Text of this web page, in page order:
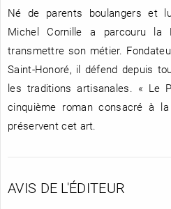
Né de parents boulangers et
Michel Cornille a parcouru la
transmettre son métier.
Saint-Honoré, il défend depuis
les traditions artisanales. « Le
cinquième roman consacré à
préservent cet art.
AVIS DE L'ÉDITEUR